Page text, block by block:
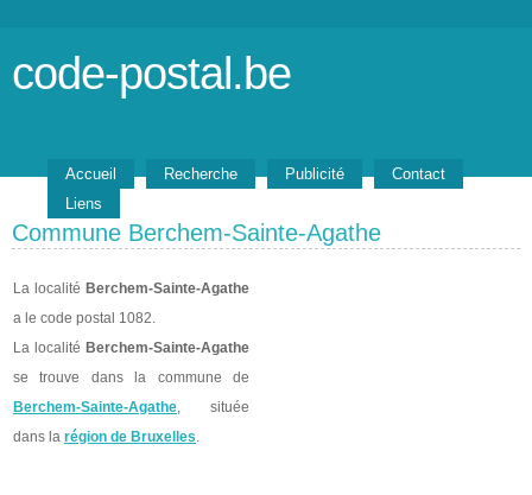
code-postal.be
Accueil Recherche Publicité
Contact
Liens
Commune Berchem-Sainte-Agathe
La localité Berchem-Sainte-Agathe
a le code postal 1082.
La localité Berchem-Sainte-Agathe
se trouve dans la commune de
Berchem-Sainte-Agathe, située
dans la région de Bruxelles.